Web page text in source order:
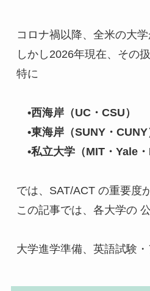
コロナ禍以降、全米の大
しかし2026年現在、その
特に
•西海岸（UC・CSU）
•東海岸（SUNY・CUNY
•私立大学（MIT・Yale
では、SAT/ACT の重要度
この記事では、各大学の
大学進学準備、英語試験